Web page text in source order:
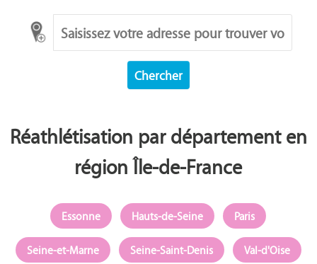
Chercher
Réathlétisation par département en
région Île-de-France
Essonne Hauts-de-Seine
Paris
Seine-et-Marne
Seine-Saint-Denis
Val-d'Oise